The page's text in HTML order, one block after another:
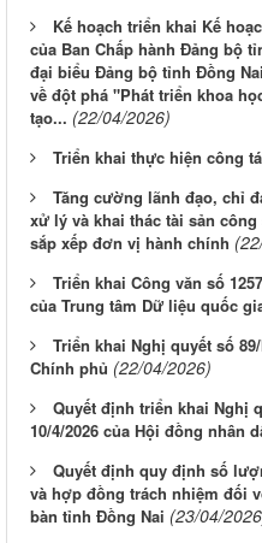
Kế hoạch triển khai Kế
của Ban Chấp hành Đảng bộ
đại biểu Đảng bộ tỉnh Đồng
về đột phá "Phát triển khoa
tạo... (22/04/2026)
Triển khai thực hiện công
Tăng cường lãnh đạo, chỉ
xử lý và khai thác tài sản
sắp xếp đơn vị hành chính
Triển khai Công văn số
của Trung tâm Dữ liệu quốc
Triển khai Nghị quyết số
Chính phủ (22/04/2026)
Quyết định triển khai Nghị
10/4/2026 của Hội đồng nhân
Quyết định quy định số
và hợp đồng trách nhiệm đối
bàn tỉnh Đồng Nai (23/04/